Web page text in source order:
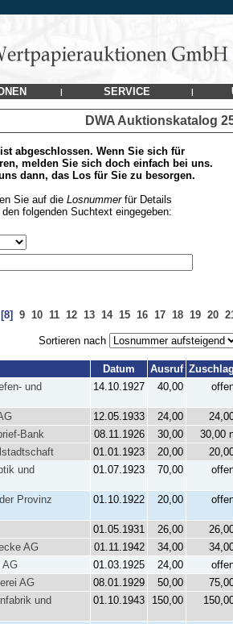
| SERVICE |
DWA Auktionskatalog
abgeschlossen. Wenn Sie sich für
melden Sie sich doch einfach bei uns.
dann, das Los für Sie zu besorgen.
Sie auf die Losnummerfür Details
folgenden Suchtext eingegeben:
[8] 9 10 11 12 13 14 15 16 17 18 19 20
Sortieren nach
Datum Ausruf Zuschlag
und
14.10.1927 40,00
12.05.1933 24,00
Bank 08.11.1926 30,00
30,00
01.01.1923 20,00
und
01.07.1923 70,00
Provinz
01.10.1922 20,00
01.05.1931 26,00
AG 01.11.1942 34,00
AG 01.03.1925 24,00
AG 08.01.1929 50,00
und
01.10.1943 150,00